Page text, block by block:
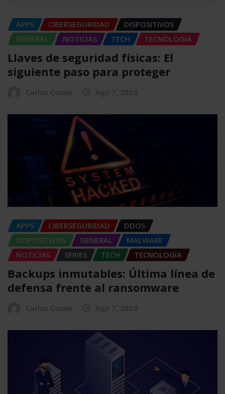
APPS CIBERSEGURIDAD
DISPOSITIVOS
GENERAL
NOTICIAS TECH TECNOLOGÍA
Llaves de seguridad físicas: El
siguiente paso para proteger
Carlos Conde Ago 7, 2026
APPS CIBERSEGURIDAD
DDOS
DISPOSITIVOS
GENERAL
MALWARE
NOTICIAS
SERIES TECH TECNOLOGÍA
Backups inmutables: Última línea de
defensa frente al ransomware
Carlos Conde Ago 7, 2026